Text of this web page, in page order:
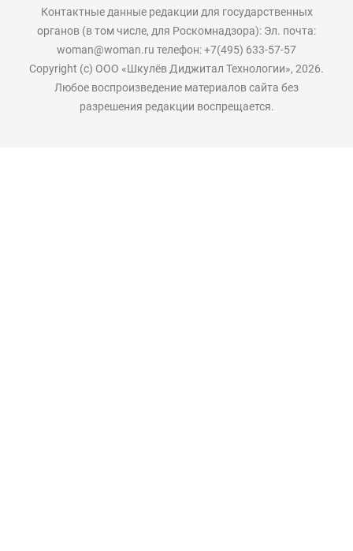
Контактные данные редакции для государственных
органов (в том числе, для Роскомнадзора): Эл. почта:
woman@woman.ru телефон: +7(495) 633-57-57
Copyright (с) ООО «Шкулёв Диджитал Технологии», 2026.
Любое воспроизведение материалов сайта без
разрешения редакции воспрещается.